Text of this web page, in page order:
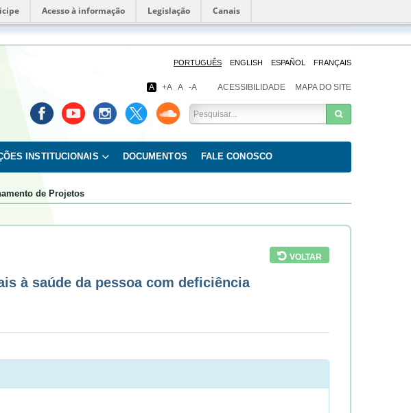
Acesso à informação Legislação Canais
Fundação
Oswaldo
PORTUGUÊS ENGLISH ESPAÑOL FRANÇAIS
A +A A -A ACESSIBILIDADE MAPA DO SITE
INSTITUCIONAIS DOCUMENTOS FALE CONOSCO
de Projetos
VOLTAR
à saúde da pessoa com deficiência